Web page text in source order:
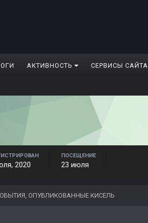
АКТИВНОСТЬ СЕРВИСЫ САЙТА
2020
ПОСЕЩЕНИЕ
23 июля
ОПУБЛИКОВАННЫЕ КИСЕЛЬ